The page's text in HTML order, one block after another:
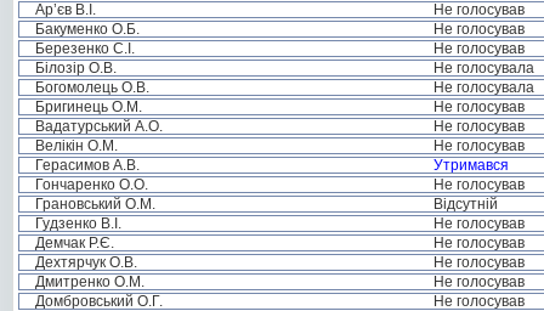
Ар’єв В.І.
Не голосував
Бакуменко О.Б.
Не голосував
Березенко С.І.
Не голосував
Білозір О.В.
Не голосувала
Богомолець О.В.
Не голосувала
Бригинець О.М.
Не голосував
Вадатурський А.О.
Не голосував
Велікін О.М.
Не голосував
Герасимов А.В.
Утримався
Гончаренко О.О.
Не голосував
Грановський О.М.
Відсутній
Гудзенко В.І.
Не голосував
Демчак Р.Є.
Не голосував
Дехтярчук О.В.
Не голосував
Дмитренко О.М.
Не голосував
Домбровський О.Г.
Не голосував